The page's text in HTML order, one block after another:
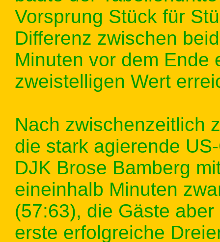
Vorsprung Stück für
Differenz zwischen
Minuten vor dem Ende
zweistelligen Wert
Nach zwischenzeitlich
die stark agierende
DJK Brose Bamberg
eineinhalb Minuten
(57:63), die Gäste
erste erfolgreiche